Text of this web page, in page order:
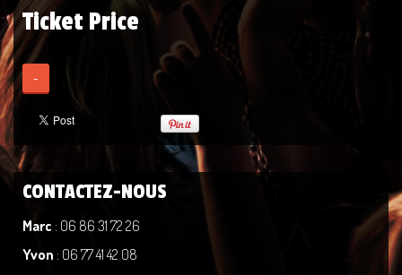
Ticket Price
-
CONTACTEZ-NOUS
Marc : 06 86 31 72 26
Yvon : 06 77 41 42 08